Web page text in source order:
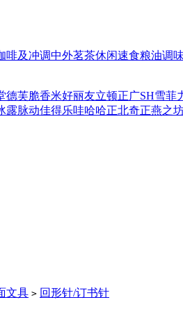
啡及冲调中外茗茶休闲速食粮油调味
德芙脆香米好丽友立顿正广SH雪菲
露脉动佳得乐哇哈哈正北奇正燕之
文具 > 回形针/订书针